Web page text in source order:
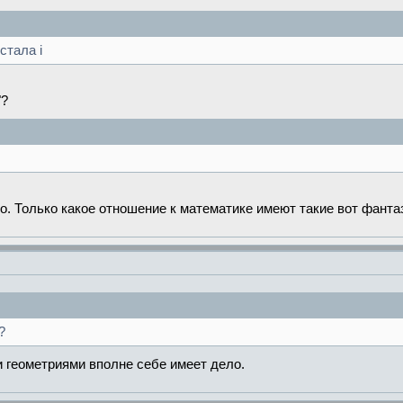
i
Только какое отношение к математике имеют такие вот
вполне себе имеет дело.